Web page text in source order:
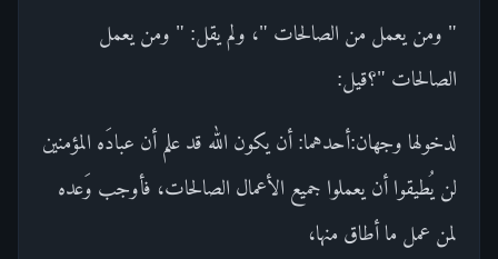
" ومن يعمل من الصالحات "، ولم يقل: " ومن يعمل
الصالحات "؟قيل:
لدخولها وجهان:أحدهما: أن يكون الله قد علم أن عبادَه المؤمنين
لن يُطيقوا أن يعملوا جميع الأعمال الصالحات، فأوجب وَعده
لمن عمل ما أطاق منها،